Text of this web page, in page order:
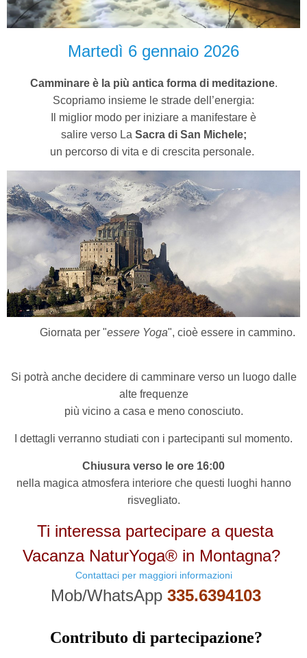
Martedì 6 gennaio 2026
Camminare è la più antica forma di meditazione.
Scopriamo insieme le strade dell’energia:
Il miglior modo per iniziare a manifestare è
salire verso La Sacra di San Michele;
un percorso di vita e di crescita personale.
Giornata per "essere Yoga", cioè essere in cammino.
Si potrà anche decidere di camminare verso un luogo dalle
alte frequenze
più vicino a casa e meno conosciuto.
I dettagli verranno studiati con i partecipanti sul momento.
Chiusura verso le ore 16:00
nella magica atmosfera interiore che questi luoghi hanno
risvegliato.
Ti interessa partecipare a questa
Vacanza NaturYoga® in Montagna?
Contattaci per maggiori informazioni
Mob/WhatsApp 335.6394103
Contributo di partecipazione?